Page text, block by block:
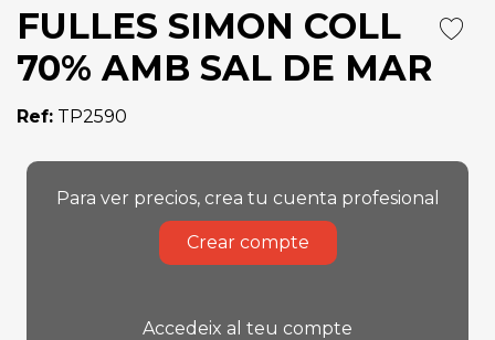
FULLES SIMON COLL
70% AMB SAL DE MAR
Ref: TP2590
Para ver precios, crea tu cuenta profesional
Crear compte
Accedeix al teu compte